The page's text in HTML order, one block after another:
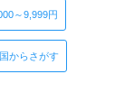
～9,999円
国からさがす